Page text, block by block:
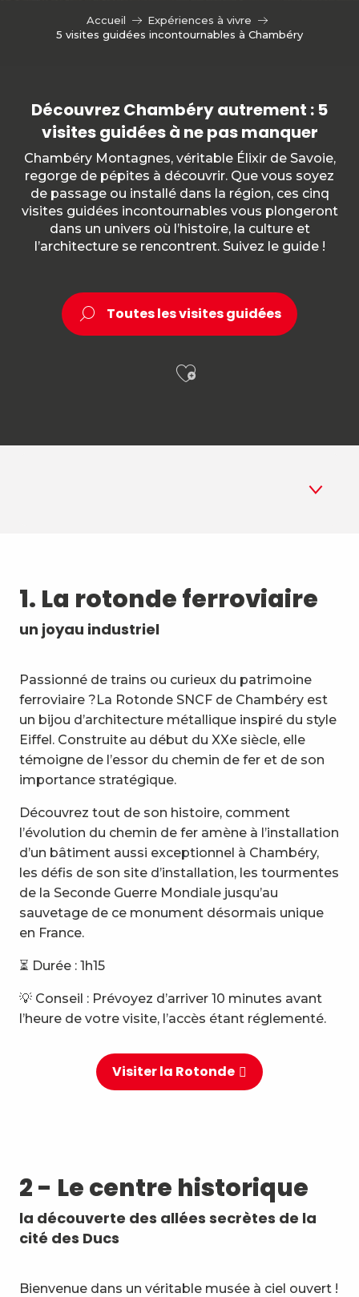
Accueil
Expériences à vivre
5 visites guidées incontournables à Chambéry
Découvrez Chambéry autrement : 5
visites guidées à ne pas manquer
Chambéry Montagnes, véritable Élixir de Savoie,
regorge de pépites à découvrir. Que vous soyez
de passage ou installé dans la région, ces cinq
visites guidées incontournables vous plongeront
dans un univers où l’histoire, la culture et
l’architecture se rencontrent. Suivez le guide !
Toutes les visites guidées
Ajouter aux
2 Centre historique
3
4 L'abri antiaérien
5 Crypte Lemenc
1. La rotonde ferroviaire
un joyau industriel
Passionné de trains ou curieux du patrimoine
ferroviaire ?La Rotonde SNCF de Chambéry est
un bijou d’architecture métallique inspiré du style
Eiffel. Construite au début du XXe siècle, elle
témoigne de l’essor du chemin de fer et de son
importance stratégique.
Découvrez tout de son histoire, comment
l’évolution du chemin de fer amène à l’installation
d’un bâtiment aussi exceptionnel à Chambéry,
les défis de son site d’installation, les tourmentes
de la Seconde Guerre Mondiale jusqu’au
sauvetage de ce monument désormais unique
en France.
⏳ Durée : 1h15
💡 Conseil : Prévoyez d’arriver 10 minutes avant
l’heure de votre visite, l’accès étant réglementé.
Visiter la Rotonde
2 - Le centre historique
la découverte des allées secrètes de la
cité des Ducs
Bienvenue dans un véritable musée à ciel ouvert !